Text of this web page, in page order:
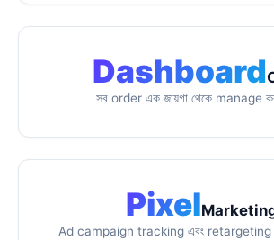
Dashboard
সব order এক জায়গা থেকে manage
Pixel
Ad campaign tracking এবং retargeting